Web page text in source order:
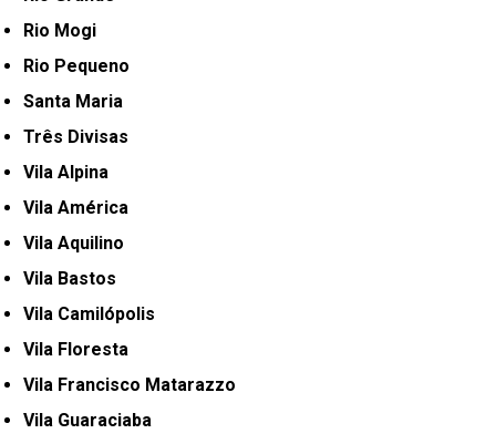
Rio Mogi
Rio Pequeno
Santa Maria
Três Divisas
Vila Alpina
Vila América
Vila Aquilino
Vila Bastos
Vila Camilópolis
Vila Floresta
Vila Francisco Matarazzo
Vila Guaraciaba